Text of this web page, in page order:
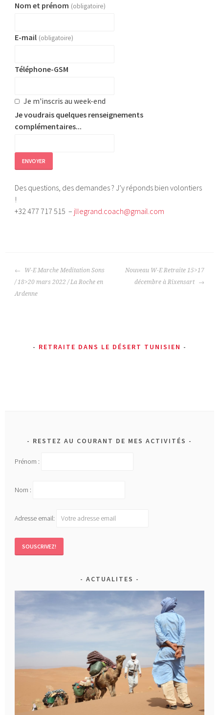
Nom et prénom (obligatoire)
E-mail (obligatoire)
Téléphone-GSM
Je m'inscris au week-end
Je voudrais quelques renseignements
complémentaires...
ENVOYER
Des questions, des demandes ? J’y réponds bien volontiers
!
+32 477 717 515 ­ – jllegrand.coach@gmail.com
b
l
i
NAVIGATION
DES
ARTICLES
W-E Marche Meditation Sons
/ 18>20 mars 2022 / La Roche en
Ardenne
Nouveau W-E Retraite 15>17
décembre à Rixensart
RETRAITE DANS LE DÉSERT TUNISIEN
RESTEZ AU COURANT DE MES ACTIVITÉS
Prénom :
Nom :
Adresse email:
ACTUALITES